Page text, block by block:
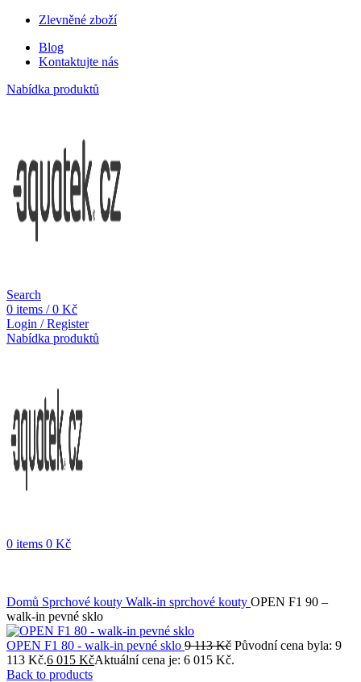
Zlevněné zboží
Blog
Kontaktujte nás
Nabídka produktů
Search
0 items / 0 Kč
Login / Register
Nabídka produktů
0 items 0 Kč
Domů Sprchové kouty Walk-in sprchové kouty OPEN F1 90 –
walk-in pevné sklo
OPEN F1 80 - walk-in pevné sklo 9 113Kč Původní cena byla: 9
113 Kč.6 015 KčAktuální cena je: 6 015 Kč.
Back to products